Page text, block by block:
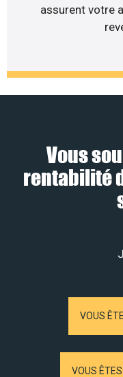
assurent votre
Vous
rentabilité
VOUS
VOUS